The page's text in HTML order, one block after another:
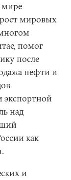
мире
мировых
помог
после
нефти и
экспортной
над
как
и